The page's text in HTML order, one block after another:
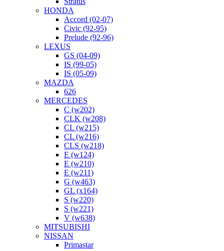
HONDA
Accord (02-07)
Civic (92-95)
Prelude (92-96)
LEXUS
GS (04-09)
IS (99-05)
IS (05-09)
MAZDA
626
MERCEDES
C (w202)
CLK (w208)
CL (w215)
CL (w216)
CLS (w218)
E (w124)
E (w210)
E (w211)
G (w463)
GL (x164)
S (w220)
S (w221)
V (w638)
MITSUBISHI
NISSAN
Primastar